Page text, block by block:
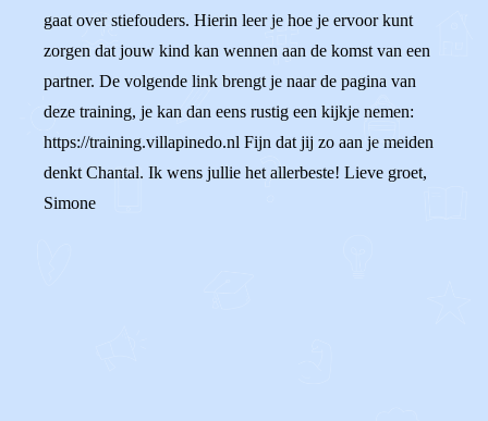
gaat over stiefouders. Hierin leer je hoe je ervoor kunt
zorgen dat jouw kind kan wennen aan de komst van een
partner. De volgende link brengt je naar de pagina van
deze training, je kan dan eens rustig een kijkje nemen:
https://training.villapinedo.nl Fijn dat jij zo aan je meiden
denkt Chantal. Ik wens jullie het allerbeste! Lieve groet,
Simone